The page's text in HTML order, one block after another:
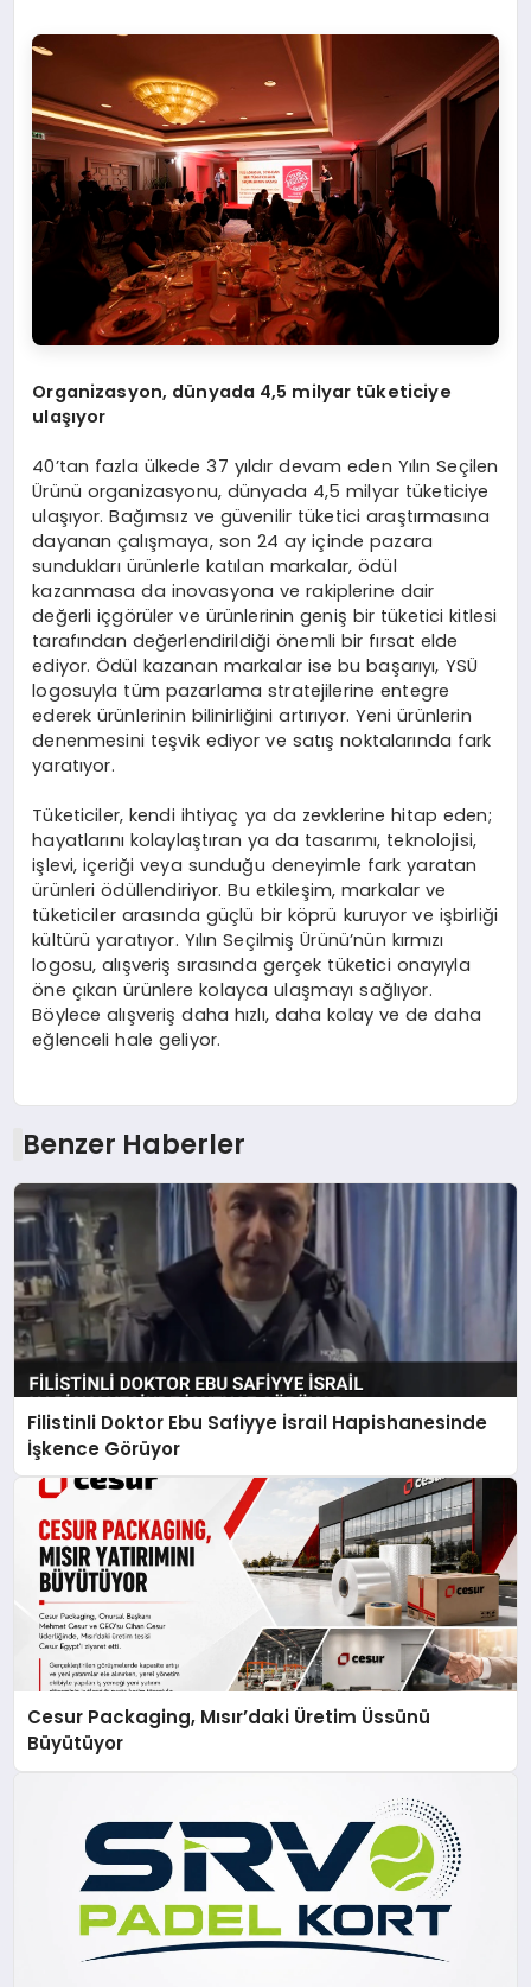
Organizasyon, dünyada 4,5 milyar tüketiciye
ulaşıyor
40’tan fazla ülkede 37 yıldır devam eden Yılın Seçilen
Ürünü organizasyonu, dünyada 4,5 milyar tüketiciye
ulaşıyor. Bağımsız ve güvenilir tüketici araştırmasına
dayanan çalışmaya, son 24 ay içinde pazara
sundukları ürünlerle katılan markalar, ödül
kazanmasa da inovasyona ve rakiplerine dair
değerli içgörüler ve ürünlerinin geniş bir tüketici kitlesi
tarafından değerlendirildiği önemli bir fırsat elde
ediyor. Ödül kazanan markalar ise bu başarıyı, YSÜ
logosuyla tüm pazarlama stratejilerine entegre
ederek ürünlerinin bilinirliğini artırıyor. Yeni ürünlerin
denenmesini teşvik ediyor ve satış noktalarında fark
yaratıyor.
Tüketiciler, kendi ihtiyaç ya da zevklerine hitap eden;
hayatlarını kolaylaştıran ya da tasarımı, teknolojisi,
işlevi, içeriği veya sunduğu deneyimle fark yaratan
ürünleri ödüllendiriyor. Bu etkileşim, markalar ve
tüketiciler arasında güçlü bir köprü kuruyor ve işbirliği
kültürü yaratıyor. Yılın Seçilmiş Ürünü’nün kırmızı
logosu, alışveriş sırasında gerçek tüketici onayıyla
öne çıkan ürünlere kolayca ulaşmayı sağlıyor.
Böylece alışveriş daha hızlı, daha kolay ve de daha
eğlenceli hale geliyor.
Benzer Haberler
Filistinli Doktor Ebu Safiyye İsrail Hapishanesinde
İşkence Görüyor
Cesur Packaging, Mısır’daki Üretim Üssünü
Büyütüyor